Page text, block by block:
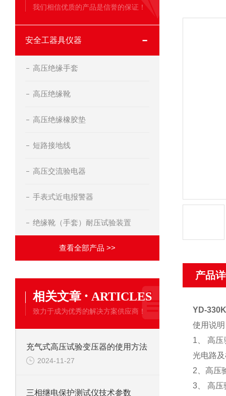
我们相信优质的产品是信誉的保证！
安全工器具仪器
高压绝缘手套
高压绝缘靴
高压绝缘橡胶垫
短路接地线
高压交流验电器
手表式近电报警器
绝缘靴（手套）耐压试验装置
查看全部产品 >>
相关文章 · ARTICLES
致力于成为优秀的解决方案供应商！
充气式高压试验变压器的使用方法
2024-11-27
三相继电保护测试仪技术参数
产品
YD-
使用说
1
高压
光电路
2
高压
3、
高压